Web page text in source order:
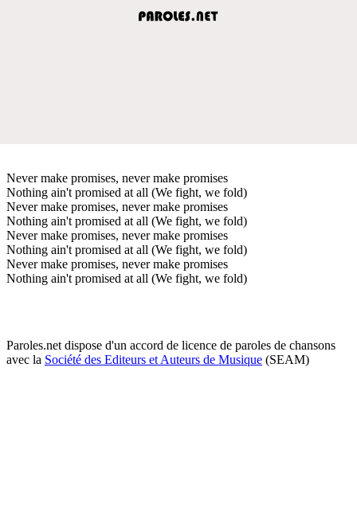
Never make promises, never make promises
Nothing ain't promised at all (We fight, we fold)
Never make promises, never make promises
Nothing ain't promised at all (We fight, we fold)
Never make promises, never make promises
Nothing ain't promised at all (We fight, we fold)
Never make promises, never make promises
Nothing ain't promised at all (We fight, we fold)
Paroles.net dispose d'un accord de licence de paroles de chansons
avec la Société des Editeurs et Auteurs de Musique (SEAM)